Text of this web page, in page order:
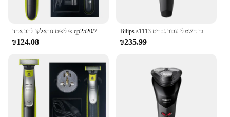
פיליפים נוראלקו להב אחד qp2520/70, אין קופסא מקורית, רטוב/יבש עם 3 קוצים, עד 45 דקות של זמן שימוש
₪124.08
Bilips s1113 גילוח חשמלי עבור גברים usb טעינה אבקה נירוסטה להבים נירוסטה עיצוב ארגונומי ראש צף משולש צף מבוגרים
₪235.99